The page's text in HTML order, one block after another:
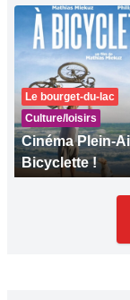
Le bourget-du-lac
Culture/loisirs
Cinéma Plein-
Bicyclette !